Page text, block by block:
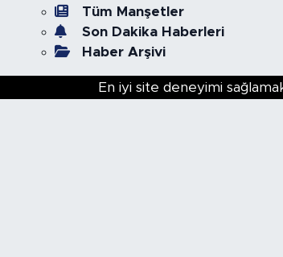
Tüm Manşetler
Son Dakika Haberleri
Haber Arşivi
En iyi site deneyimi